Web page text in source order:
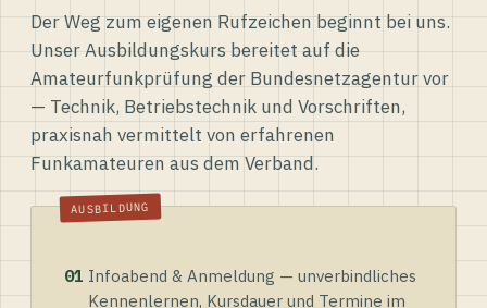
Der Weg zum eigenen Rufzeichen beginnt bei uns.
Unser Ausbildungskurs bereitet auf die
Amateurfunkprüfung der Bundesnetzagentur vor
— Technik, Betriebstechnik und Vorschriften,
praxisnah vermittelt von erfahrenen
Funkamateuren aus dem Verband.
01 Infoabend & Anmeldung — unverbindliches
Kennenlernen, Kursdauer und Termine im